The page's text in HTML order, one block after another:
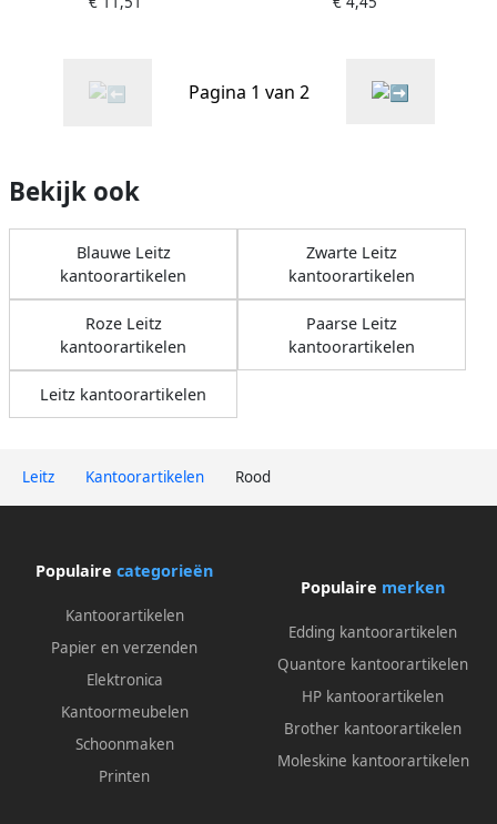
Leitz Kantoorartikelen Rood
Pagina 1 van 2
Bekijk ook
Blauwe Leitz
kantoorartikelen
Zwarte Leitz
kantoorartikelen
Roze Leitz
kantoorartikelen
Paarse Leitz
kantoorartikelen
Leitz kantoorartikelen
Populaire categorieën
Kantoorartikelen
Papier en verzenden
Elektronica
Kantoormeubelen
Schoonmaken
Printen
Populaire merken
Edding kantoorartikelen
Quantore kantoorartikelen
HP kantoorartikelen
Brother kantoorartikelen
Moleskine kantoorartikelen